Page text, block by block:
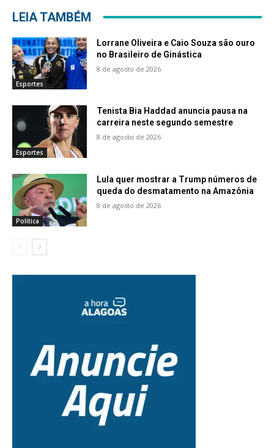
LEIA TAMBÉM
Esportes
Lorrane Oliveira e Caio Souza são ouro
no Brasileiro de Ginástica
8 de agosto de 2026
Esportes
Tenista Bia Haddad anuncia pausa na
carreira neste segundo semestre
8 de agosto de 2026
Política
Lula quer mostrar a Trump números de
queda do desmatamento na Amazônia
8 de agosto de 2026